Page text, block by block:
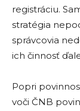
registráciu.
stratégia
správcovia
ich činnosť
Popri
voči ČNB